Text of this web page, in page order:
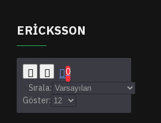
ERICKSSON
0
Sırala:
Göster: